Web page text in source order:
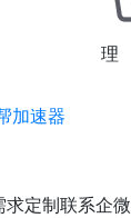
加速器
理
定制联系企微